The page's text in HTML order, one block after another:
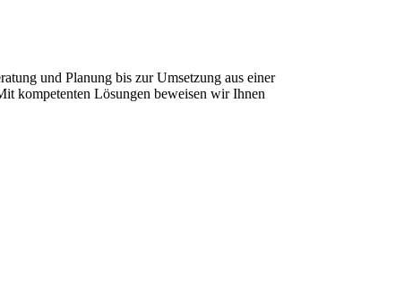
und Planung bis zur Umsetzung aus einer
kompetenten Lösungen beweisen wir Ihnen